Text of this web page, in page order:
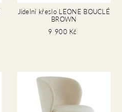
Jídelní křeslo LEONE BOUCLÉ
BROWN
9 900 Kč